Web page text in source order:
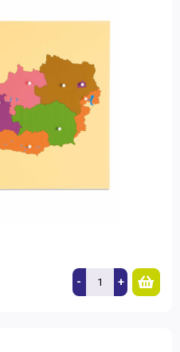
- +